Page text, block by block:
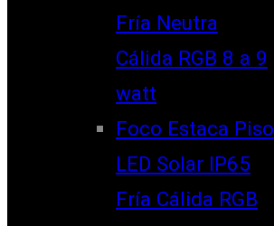
Fría Neutra
Cálida RGB 8 a 9
watt
Foco Estaca Piso
LED Solar IP65
Fría Cálida RGB